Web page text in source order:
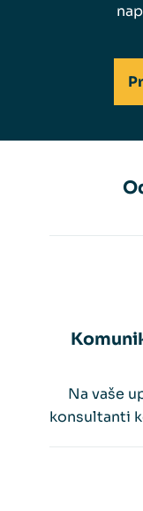
Na vaše
konsultanti